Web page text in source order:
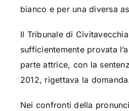
bianco e per una diversa
Il Tribunale di
sufficientemente provata
parte attrice, con la
2012, rigettava la
Nei confronti della